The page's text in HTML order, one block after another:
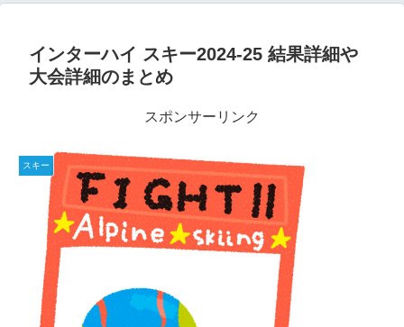
インターハイ スキー2024-25 結果詳細や
大会詳細のまとめ
スポンサーリンク
スキー